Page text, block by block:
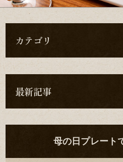
カテゴリ
最新記事
母の日プレート